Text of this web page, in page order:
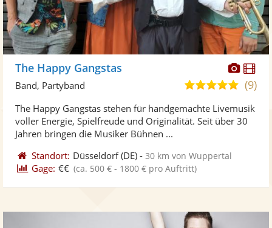
Fotos
The Happy Gangstas
5,0
5
(9)
Band, Partyband
The Happy Gangstas stehen für handgemachte Livemusik
voller Energie, Spielfreude und Originalität. Seit über 30
Jahren bringen die Musiker Bühnen ...
Standort: Düsseldorf(DE) -30 km von Wuppertal
Gage: €€ (ca. 500 € - 1800 € pro Auftritt)